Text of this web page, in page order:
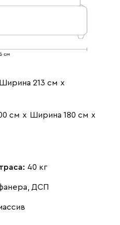
Розовый Светло-серый
Ширина 213 см х
см х Ширина 180 см х
40 кг
ДСП